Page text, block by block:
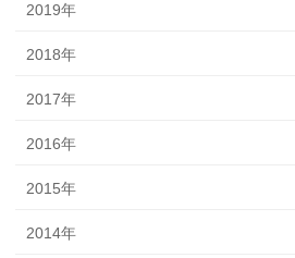
2019年
2018年
2017年
2016年
2015年
2014年